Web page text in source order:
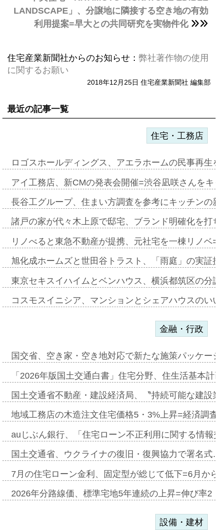
LANDSCAPE」、分譲地に隣接する空き地の有効
利用提案=早大との共同研究を実物件化
住宅産業新聞社からのお知らせ： 弊社著作物の使用
に関するお願い
2018年12月25日 住宅産業新聞社 編集部
最近の記事一覧
住宅・工務店
ロゴスホールディングス、アエラホームの民事再
アイ工務店、新CMの発表会開催=渋谷凪咲さんを
長谷工グループ、住まい方調査を参考にキッチン
諸戸の家が代々木上原で邸宅、ブランド明確化を
リノべると東急不動産が提携、元社宅を一棟リノ
旭化成ホームズと世田谷トラスト、「雨庭」の実
東京セキスイハイムとベンハウス、横浜都筑区の
コスモスイニシア、マンションとシェアハウスの
金融・行政
国交省、空き家・空き地対応で新たな施策パッケ
「2026年版国土交通白書」住宅分野、住生活基本
国土交通省不動産・建設経済局、〝持続可能な建
地域工務店の木造注文住宅価格5・3%上昇=経済調
auじぶん銀行、「住宅ローン不正利用に関する情
国土交通省、ウクライナの復旧・復興協力で署名
7月の住宅ローン金利、固定型が総じて低下=6月か
2026年分路線価、標準宅地5年連続の上昇=伸び率
設備・建材